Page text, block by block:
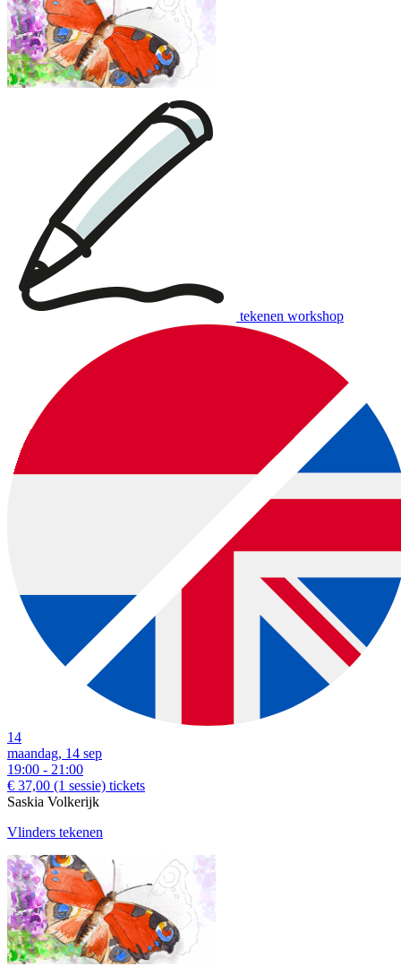
tekenen workshop
14
maandag, 14 sep
19:00 - 21:00
€ 37,00 (1 sessie) tickets
Saskia Volkerijk
Vlinders tekenen